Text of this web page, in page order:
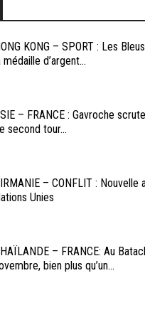
KONG – SPORT : Les
médaille d’argent...
– FRANCE : Gavroche
second tour...
– CONFLIT : Nouvelle
Unies
– FRANCE: Au
bien plus qu’un...